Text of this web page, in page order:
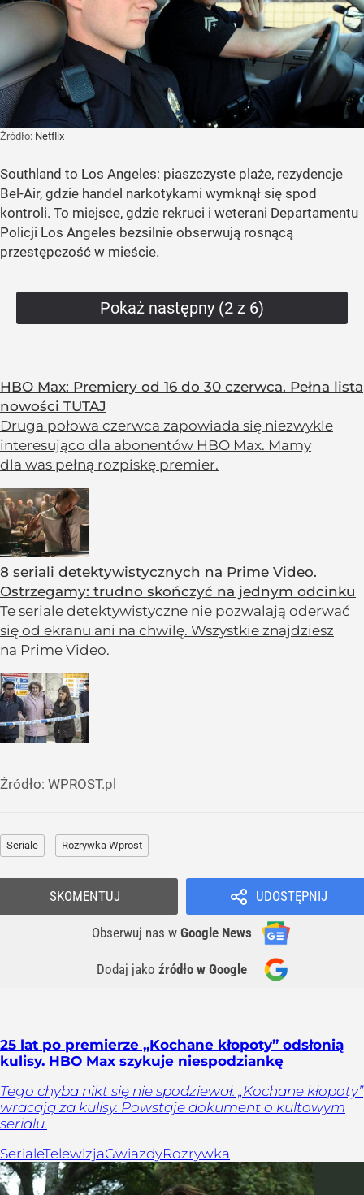
Żródło: Netflix
Southland to Los Angeles: piaszczyste plaże, rezydencje
Bel-Air, gdzie handel narkotykami wymknął się spod
kontroli. To miejsce, gdzie rekruci i weterani Departamentu
Policji Los Angeles bezsilnie obserwują rosnącą
przestępczość w mieście.
Pokaż następny (2 z 6)
HBO Max: Premiery od 16 do 30 czerwca. Pełna lista
nowości TUTAJ
Druga połowa czerwca zapowiada się niezwykle
interesująco dla abonentów HBO Max. Mamy
dla was pełną rozpiskę premier.
8 seriali detektywistycznych na Prime Video.
Ostrzegamy: trudno skończyć na jednym odcinku
Te seriale detektywistyczne nie pozwalają oderwać
się od ekranu ani na chwilę. Wszystkie znajdziesz
na Prime Video.
Źródło: WPROST.pl
Seriale Rozrywka Wprost
UDOSTĘPNIJ
Obserwuj nas w Google News
Dodaj jako źródło w Google
SKOMENTUJ
25 lat po premierze „Kochane kłopoty” odsłonią
kulisy. HBO Max szykuje niespodziankę
Tego chyba nikt się nie spodziewał. „Kochane kłopoty”
wracają za kulisy. Powstaje dokument o kultowym
serialu.
SerialeTelewizjaGwiazdyRozrywka